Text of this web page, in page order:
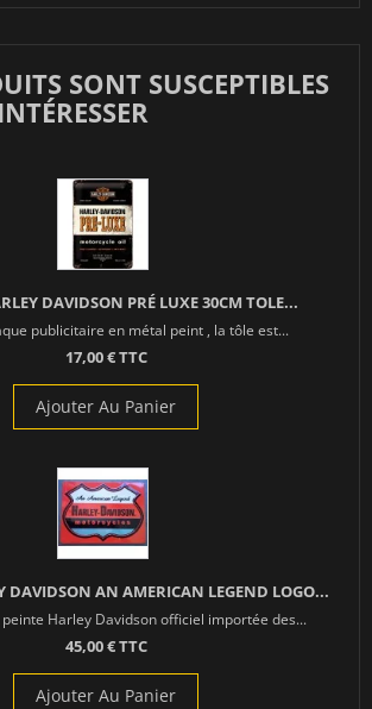
SONT SUSCEPTIBLES
DAVIDSON PRÉ LUXE 30CM TOLE...
publicitaire en métal peint , la tôle est...
17,00 € TTC
Ajouter Au Panier
DAVIDSON AN AMERICAN LEGEND LOGO...
Harley Davidson officiel importée des...
45,00 € TTC
Ajouter Au Panier